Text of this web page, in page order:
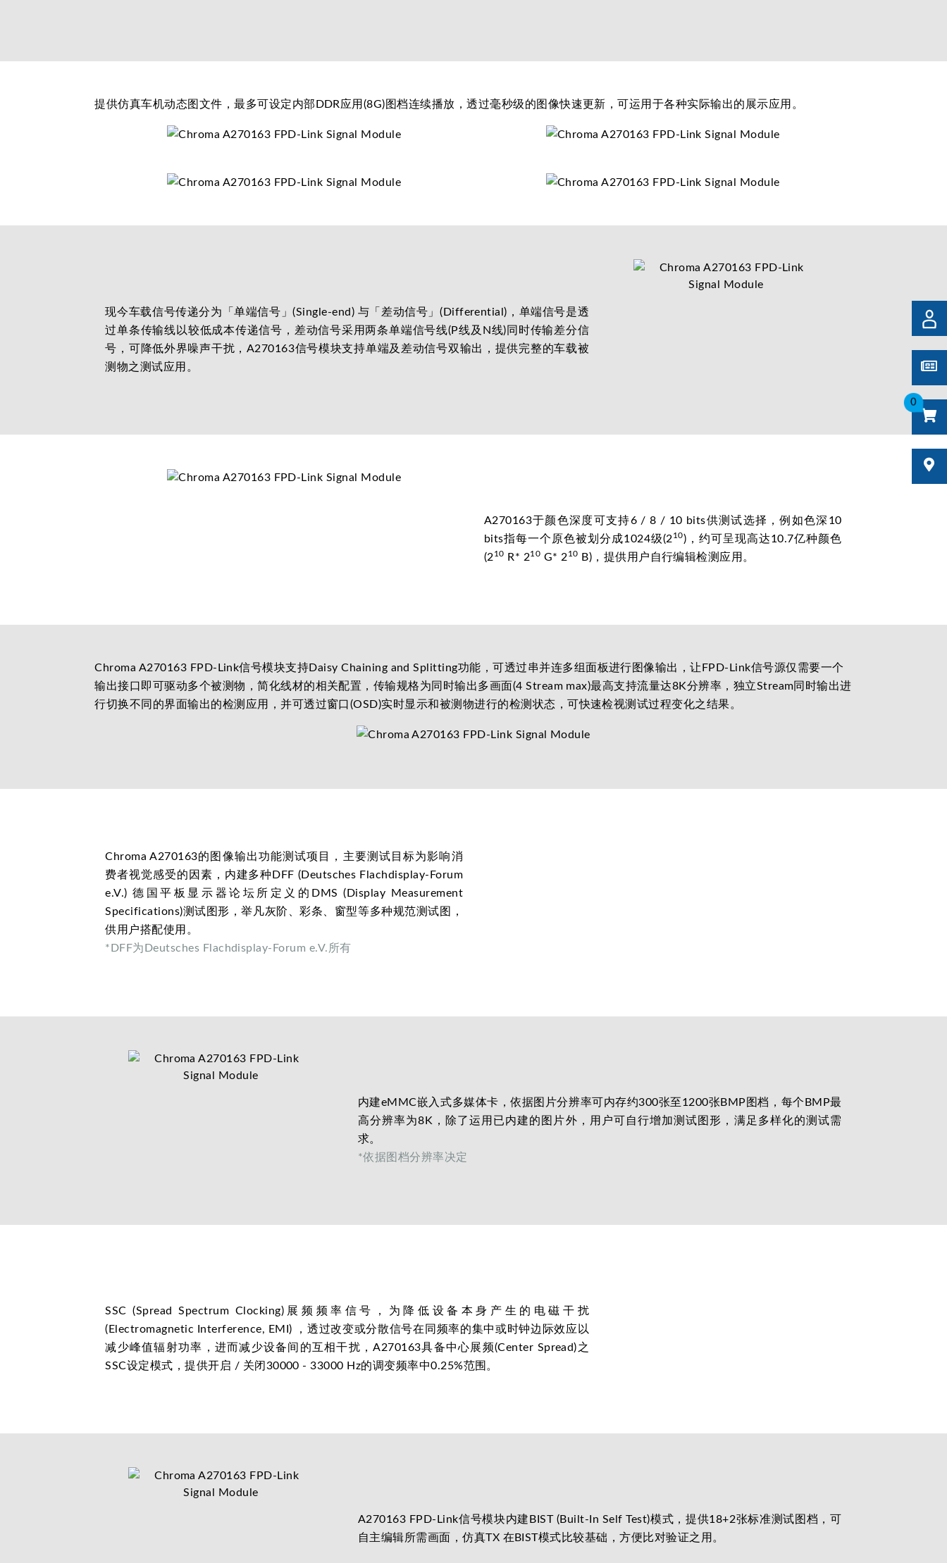
0
提供仿真车机动态图文件，最多可设定内部DDR应用(8G)图档连续播放，透过毫秒级的图像快速更新，可运用于各种实际输出的展示应用。
现今车载信号传递分为「单端信号」(Single-end) 与「差动信号」(Differential)，单端信号是透
过单条传输线以较低成本传递信号，差动信号采用两条单端信号线(P线及N线)同时传输差分信
号，可降低外界噪声干扰，A270163信号模块支持单端及差动信号双输出，提供完整的车载被
测物之测试应用。
A270163于颜色深度可支持6 / 8 / 10 bits供测试选择，例如色深10
bits指每一个原色被划分成1024级(210)，约可呈现高达10.7亿种颜色
(210 R* 210 G* 210 B)，提供用户自行编辑检测应用。
Chroma A270163 FPD-Link信号模块支持Daisy Chaining and Splitting功能，可透过串并连多组面板进行图像输出，让FPD-Link信号源仅需要一个
输出接口即可驱动多个被测物，简化线材的相关配置，传输规格为同时输出多画面(4 Stream max)最高支持流量达8K分辨率，独立Stream同时输出进
行切换不同的界面输出的检测应用，并可透过窗口(OSD)实时显示和被测物进行的检测状态，可快速检视测试过程变化之结果。
Chroma A270163的图像输出功能测试项目，主要测试目标为影响消
费者视觉感受的因素，内建多种DFF (Deutsches Flachdisplay-Forum
e.V.) 德国平板显示器论坛所定义的DMS (Display Measurement
Specifications)测试图形，举凡灰阶、彩条、窗型等多种规范测试图，
供用户搭配使用。
*DFF为Deutsches Flachdisplay-Forum e.V.所有
内建eMMC嵌入式多媒体卡，依据图片分辨率可内存约300张至1200张BMP图档，每个BMP最
高分辨率为8K，除了运用已内建的图片外，用户可自行增加测试图形，满足多样化的测试需
求。
*依据图档分辨率决定
SSC (Spread Spectrum Clocking)展频频率信号，为降低设备本身产生的电磁干扰
(Electromagnetic Interference, EMI) ，透过改变或分散信号在同频率的集中或时钟边际效应以
减少峰值辐射功率，进而减少设备间的互相干扰，A270163具备中心展频(Center Spread)之
SSC设定模式，提供开启 / 关闭30000 - 33000 Hz的调变频率中0.25%范围。
A270163 FPD-Link信号模块内建BIST (Built-In Self Test)模式，提供18+2张标准测试图档，可
自主编辑所需画面，仿真TX 在BIST模式比较基础，方便比对验证之用。